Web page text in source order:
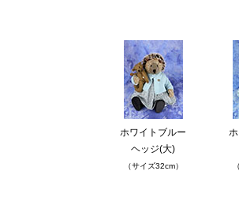
ホワイトブルー
ヘッジ(大)
（サイズ32cm）